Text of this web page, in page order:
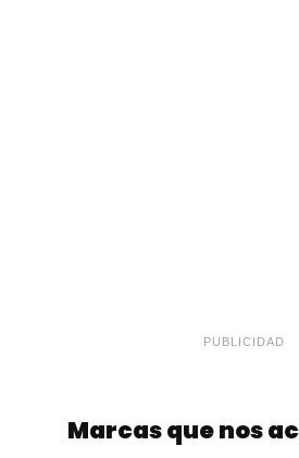
PUBLICIDAD
Marcas que nos